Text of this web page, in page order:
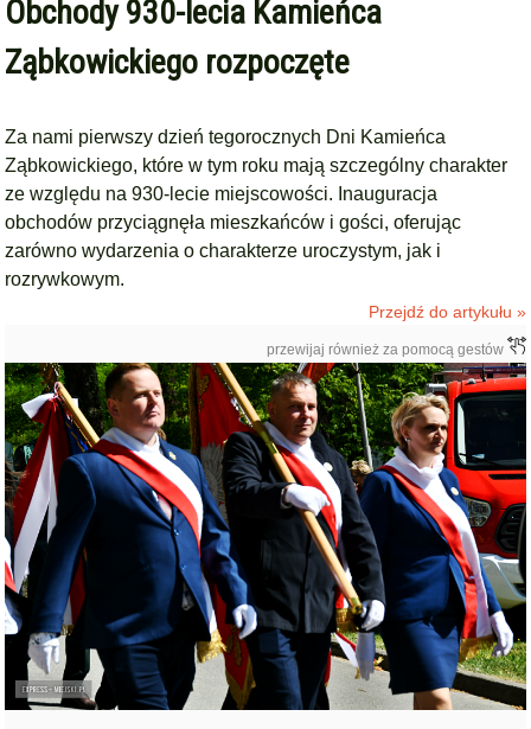
Obchody 930-lecia Kamieńca
Ząbkowickiego rozpoczęte
Za nami pierwszy dzień tegorocznych Dni Kamieńca
Ząbkowickiego, które w tym roku mają szczególny charakter
ze względu na 930-lecie miejscowości. Inauguracja
obchodów przyciągnęła mieszkańców i gości, oferując
zarówno wydarzenia o charakterze uroczystym, jak i
rozrywkowym.
Przejdź do artykułu »
przewijaj również za pomocą gestów